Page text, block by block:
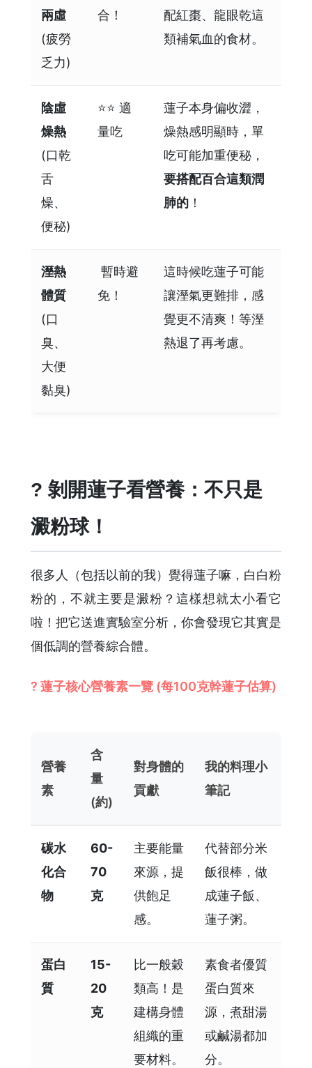
兩虛
(疲勞
乏力)
合！
配紅棗、龍眼乾這
類補氣血的食材。
陰虛
燥熱
(口乾
舌
燥、
便秘)
⭐⭐ 適
量吃
蓮子本身偏收澀，
燥熱感明顯時，單
吃可能加重便秘，
要搭配百合這類潤
肺的 ！
溼熱
體質
(口
臭、
大便
黏臭)
️ 暫時避
免！
這時候吃蓮子可能
讓溼氣更難排，感
覺更不清爽！等溼
熱退了再考慮。
? 剝開蓮子看營養：不只是
澱粉球！
很多人（包括以前的我）覺得蓮子嘛，白白粉
粉的，不就主要是澱粉？這樣想就太小看它
啦！把它送進實驗室分析，你會發現它其實是
個低調的營養綜合體。
? 蓮子核心營養素一覽 (每100克幹蓮子估算)
營養
素
含
量
(約)
對身體的
貢獻
我的料理小
筆記
碳水
化合
物
60-
70
克
主要能量
來源，提
供飽足
感。
代替部分米
飯很棒，做
成蓮子飯、
蓮子粥。
蛋白
質
15-
20
克
比一般穀
類高！是
建構身體
組織的重
要材料。
素食者優質
蛋白質來
源，煮甜湯
或鹹湯都加
分。